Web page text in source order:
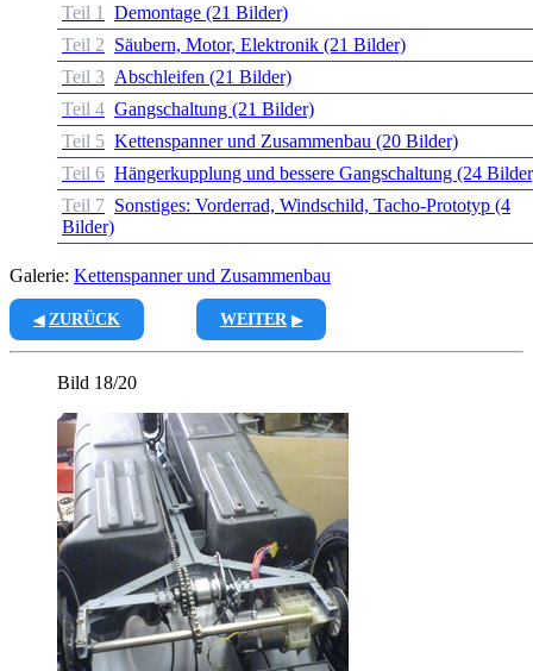
Teil 1
Demontage (21 Bilder)
Teil 2 Säubern, Motor, Elektronik (21 Bilder)
Teil 3 Abschleifen (21 Bilder)
Teil 4 Gangschaltung (21 Bilder)
Teil 5 Kettenspanner und Zusammenbau (20 Bilder)
Teil 6 Hängerkupplung und bessere Gangschaltung (24
Teil 7 Sonstiges: Vorderrad, Windschild, Tacho-Prototyp (4
Bilder)
Galerie: Kettenspanner und Zusammenbau
ZURÜCK WEITER
Bild 18/20